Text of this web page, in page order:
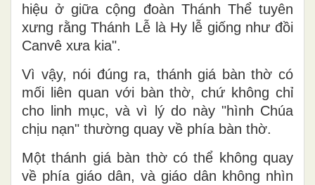
hiệu ở giữa cộng đoàn Thánh Thể tuyên
xưng rằng Thánh Lễ là Hy lễ giống như đồi
Canvê xưa kia".
Vì vậy, nói đúng ra, thánh giá bàn thờ có
mối liên quan với bàn thờ, chứ không chỉ
cho linh mục, và vì lý do này "hình Chúa
chịu nạn" thường quay về phía bàn thờ.
Một thánh giá bàn thờ có thể không quay
về phía giáo dân, và giáo dân không nhìn